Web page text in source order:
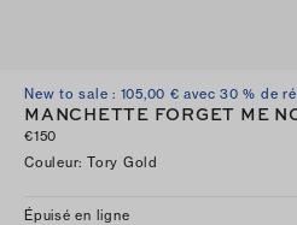
New to sale : 105,00 € avec 30 % de
MANCHETTE FORGET ME
€150
Couleur: Tory Gold
Épuisé en ligne